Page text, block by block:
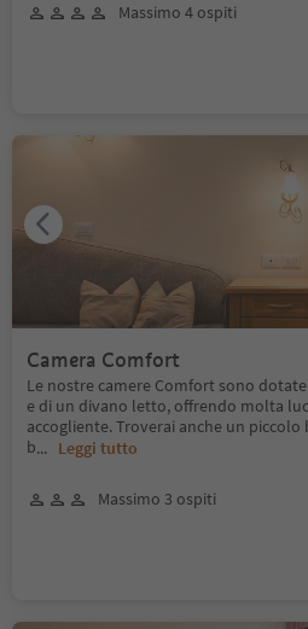
Massimo 4 ospiti
Camera Comfort
Le nostre camere Comfort sono
e di un divano letto, offrendo molta
accogliente. Troverai anche un
b... Leggi tutto
Massimo 3 ospiti